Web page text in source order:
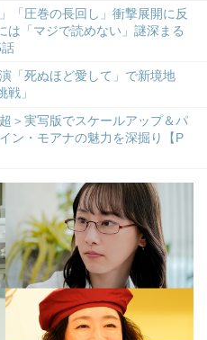
「圧巻の長回し」衝撃展開に反
は「マジで読めない」謎深まる
話
「死ぬほど愛して」で新境地
戦」
＞実写版でスケールアップ＆パ
ン・モアナの魅力を深掘り【P